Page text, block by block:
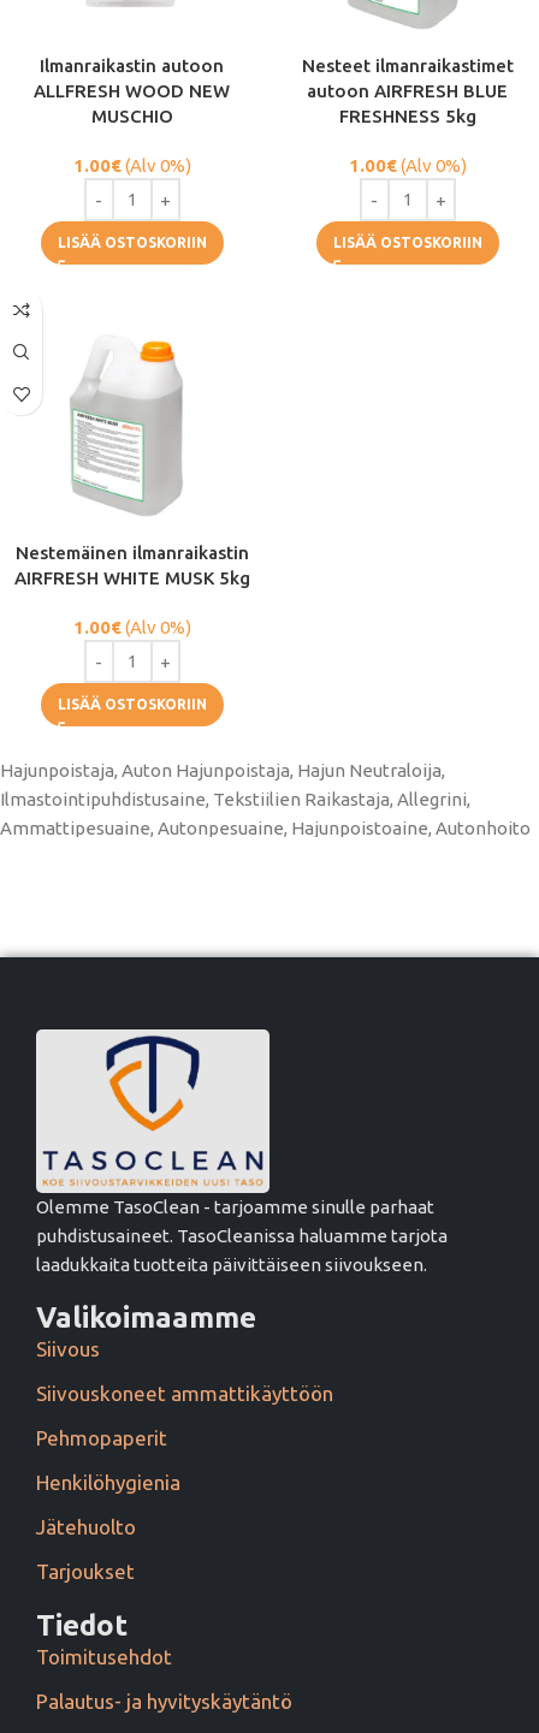
Ilmanraikastin autoon
ALLFRESH WOOD NEW
MUSCHIO
1.00€(Alv 0%)
LISÄÄ OSTOSKORIIN
Nesteet ilmanraikastimet
autoon AIRFRESH BLUE
FRESHNESS 5kg
1.00€(Alv 0%)
LISÄÄ OSTOSKORIIN
Nestemäinen ilmanraikastin
AIRFRESH WHITE MUSK 5kg
1.00€(Alv 0%)
LISÄÄ OSTOSKORIIN
Hajunpoistaja, Auton Hajunpoistaja, Hajun Neutraloija,
Ilmastointipuhdistusaine, Tekstiilien Raikastaja, Allegrini,
Ammattipesuaine, Autonpesuaine, Hajunpoistoaine, Autonhoito
Olemme TasoClean - tarjoamme sinulle parhaat
puhdistusaineet. TasoCleanissa haluamme tarjota
laadukkaita tuotteita päivittäiseen siivoukseen.
Valikoimaamme
Siivous
Siivouskoneet ammattikäyttöön
Pehmopaperit
Henkilöhygienia
Jätehuolto
Tarjoukset
Tiedot
Toimitusehdot
Palautus- ja hyvityskäytäntö